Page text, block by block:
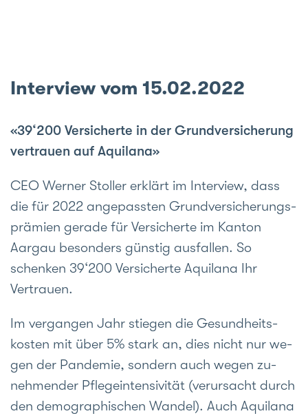
Interview vom 15.02.2022
«39‘200 Versicherte in der Grundversicherung
vertrauen auf Aquilana»
CEO Werner Stoller erklärt im Interview, dass
die für 2022 ange­passten Grund­versicherungs­
prämien gerade für Versicherte im Kanton
Aargau be­sonders günstig aus­fallen. So
schenken 39‘200 Versicherte Aquilana Ihr
Vertrauen.
Im vergangen Jahr stiegen die Gesund­heits­
kosten mit über 5% stark an, dies nicht nur we­
gen der Pan­demie, sondern auch wegen zu­
nehmender Pflege­intensivi­tät (ver­ursacht durch
den demo­graphi­schen Wandel). Auch Aquilana